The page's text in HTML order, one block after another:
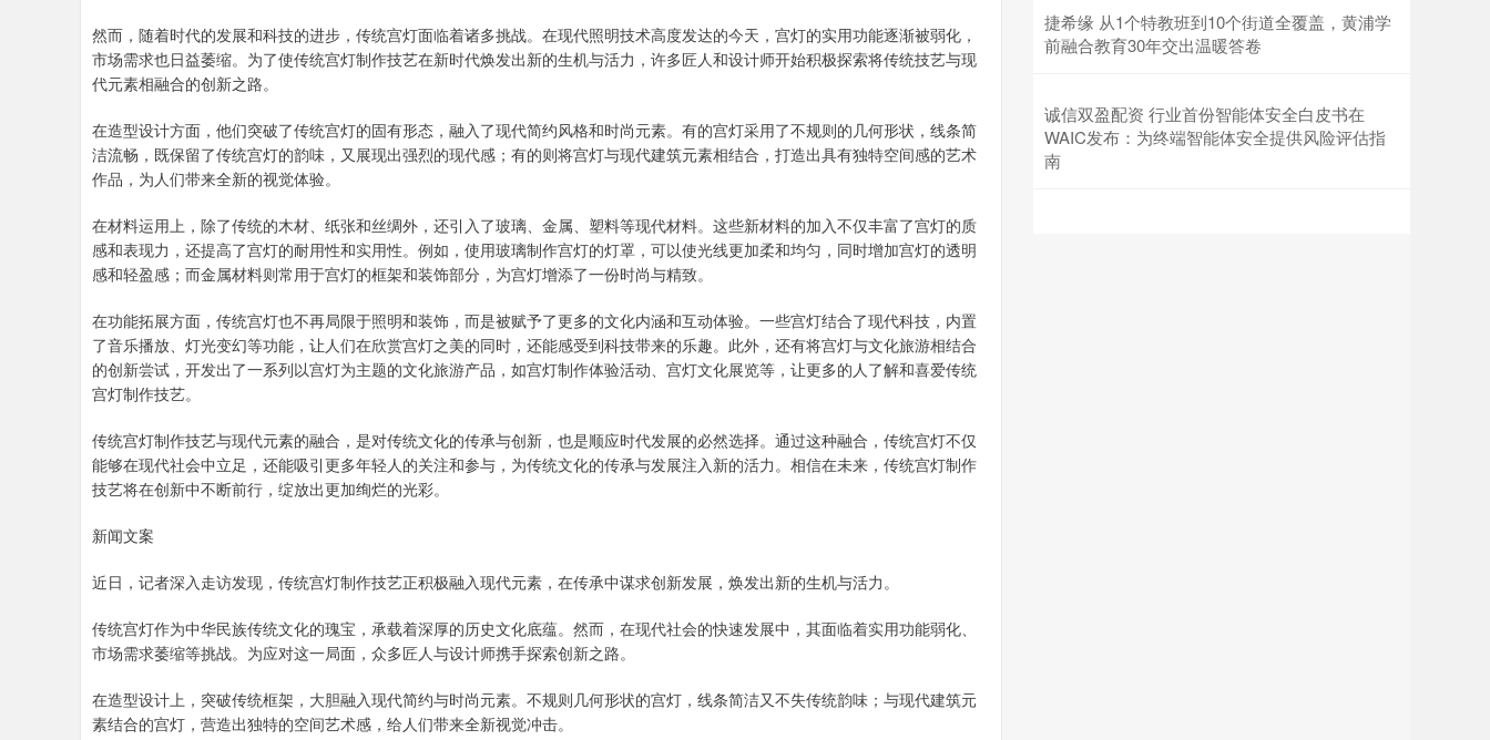
然而，随着时代的发展和科技的进步，传统宫灯面临着诸多挑战。在现代照明技术高度发达的今天，宫灯的实用功能逐渐被弱化，
市场需求也日益萎缩。为了使传统宫灯制作技艺在新时代焕发出新的生机与活力，许多匠人和设计师开始积极探索将传统技艺与现
代元素相融合的创新之路。
在造型设计方面，他们突破了传统宫灯的固有形态，融入了现代简约风格和时尚元素。有的宫灯采用了不规则的几何形状，线条简
洁流畅，既保留了传统宫灯的韵味，又展现出强烈的现代感；有的则将宫灯与现代建筑元素相结合，打造出具有独特空间感的艺术
作品，为人们带来全新的视觉体验。
在材料运用上，除了传统的木材、纸张和丝绸外，还引入了玻璃、金属、塑料等现代材料。这些新材料的加入不仅丰富了宫灯的质
感和表现力，还提高了宫灯的耐用性和实用性。例如，使用玻璃制作宫灯的灯罩，可以使光线更加柔和均匀，同时增加宫灯的透明
感和轻盈感；而金属材料则常用于宫灯的框架和装饰部分，为宫灯增添了一份时尚与精致。
在功能拓展方面，传统宫灯也不再局限于照明和装饰，而是被赋予了更多的文化内涵和互动体验。一些宫灯结合了现代科技，内置
了音乐播放、灯光变幻等功能，让人们在欣赏宫灯之美的同时，还能感受到科技带来的乐趣。此外，还有将宫灯与文化旅游相结合
的创新尝试，开发出了一系列以宫灯为主题的文化旅游产品，如宫灯制作体验活动、宫灯文化展览等，让更多的人了解和喜爱传统
宫灯制作技艺。
传统宫灯制作技艺与现代元素的融合，是对传统文化的传承与创新，也是顺应时代发展的必然选择。通过这种融合，传统宫灯不仅
能够在现代社会中立足，还能吸引更多年轻人的关注和参与，为传统文化的传承与发展注入新的活力。相信在未来，传统宫灯制作
技艺将在创新中不断前行，绽放出更加绚烂的光彩。
新闻文案
近日，记者深入走访发现，传统宫灯制作技艺正积极融入现代元素，在传承中谋求创新发展，焕发出新的生机与活力。
传统宫灯作为中华民族传统文化的瑰宝，承载着深厚的历史文化底蕴。然而，在现代社会的快速发展中，其面临着实用功能弱化、
市场需求萎缩等挑战。为应对这一局面，众多匠人与设计师携手探索创新之路。
在造型设计上，突破传统框架，大胆融入现代简约与时尚元素。不规则几何形状的宫灯，线条简洁又不失传统韵味；与现代建筑元
素结合的宫灯，营造出独特的空间艺术感，给人们带来全新视觉冲击。
捷希缘 从1个特教班到10个街道全覆盖，黄浦学
前融合教育30年交出温暖答卷
诚信双盈配资 行业首份智能体安全白皮书在
WAIC发布：为终端智能体安全提供风险评估指
南